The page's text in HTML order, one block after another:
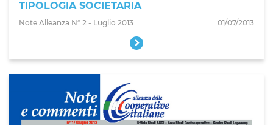
TIPOLOGIA SOCIETARIA
Note Alleanza N° 2 - Luglio 2013 01/07/2013